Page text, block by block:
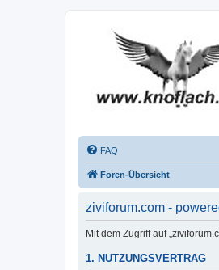
FAQ
Foren-Übersicht
ziviforum.com -
Mit dem Zugriff auf
1. NUTZUNGSVERTRAG